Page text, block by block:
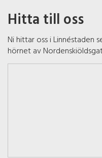
Hitta till oss
Ni hittar oss i Linnéstaden
hörnet av